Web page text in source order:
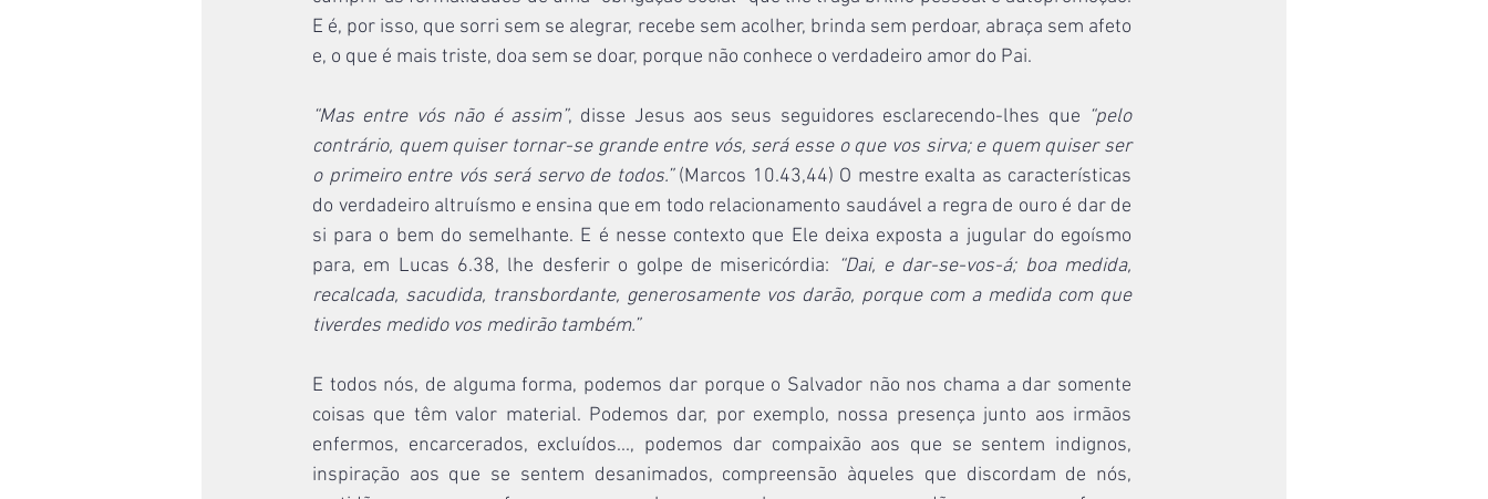
E é, por isso, que sorri sem se alegrar, recebe sem acolher, brinda sem perdoar, abraça sem afeto
e, o que é mais triste, doa sem se doar, porque não conhece o verdadeiro amor do Pai.
“Mas entre vós não é assim”, disse Jesus aos seus seguidores esclarecendo-lhes que “pelo
contrário, quem quiser tornar-se grande entre vós, será esse o que vos sirva; e quem quiser ser
o primeiro entre vós será servo de todos.” (Marcos 10.43,44) O mestre exalta as características
do verdadeiro altruísmo e ensina que em todo relacionamento saudável a regra de ouro é dar de
si para o bem do semelhante. E é nesse contexto que Ele deixa exposta a jugular do egoísmo
para, em Lucas 6.38, lhe desferir o golpe de misericórdia: “Dai, e dar-se-vos-á; boa medida,
recalcada, sacudida, transbordante, generosamente vos darão, porque com a medida com que
tiverdes medido vos medirão também.”
E todos nós, de alguma forma, podemos dar porque o Salvador não nos chama a dar somente
coisas que têm valor material. Podemos dar, por exemplo, nossa presença junto aos irmãos
enfermos, encarcerados, excluídos..., podemos dar compaixão aos que se sentem indignos,
inspiração aos que se sentem desanimados, compreensão àqueles que discordam de nós,